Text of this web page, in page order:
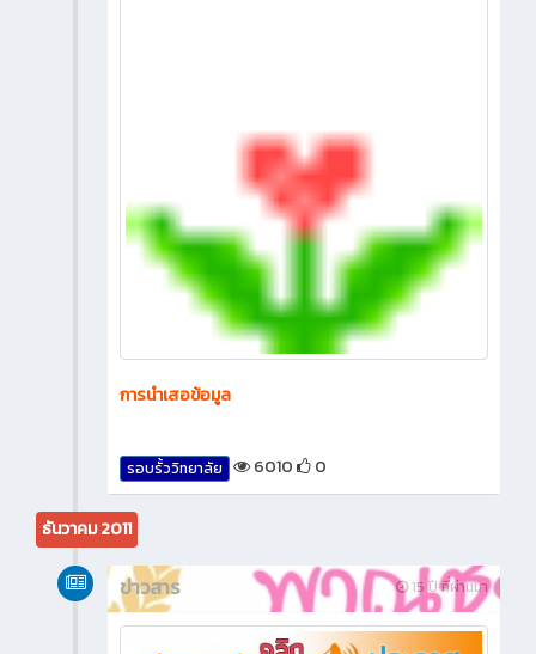
การนำเสอข้อมูล
รอบรั้ววิทยาลัย 6010 0
ธันวาคม 2011
15 ปี ที่ผ่านมา
ข่าวสาร